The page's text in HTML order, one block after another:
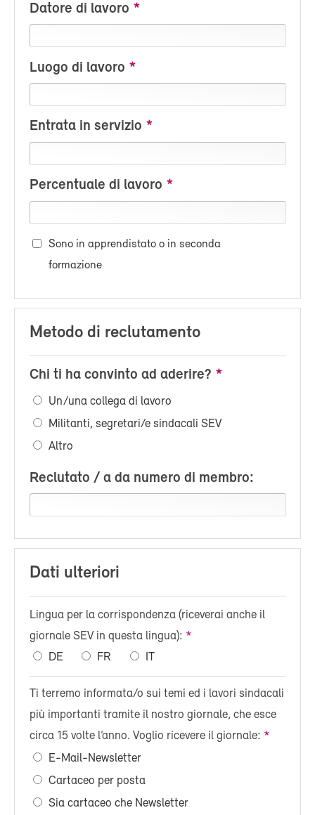
Datore di lavoro
Luogo di lavoro
Entrata in servizio
Percentuale di lavoro
Sono in apprendistato o in seconda
formazione
Metodo di reclutamento
Chi ti ha convinto ad aderire?
Un/una collega di lavoro
Militanti, segretari/e sindacali SEV
Altro
Reclutato / a da numero di membro:
Dati ulteriori
Lingua per la corrispondenza (riceverai anche il
giornale SEV in questa lingua):
DE
FR IT
Ti terremo informata/o sui temi ed i lavori sindacali
più importanti tramite il nostro giornale, che esce
circa 15 volte l’anno. Voglio ricevere il giornale:
E-Mail-Newsletter
Cartaceo per posta
Sia cartaceo che Newsletter